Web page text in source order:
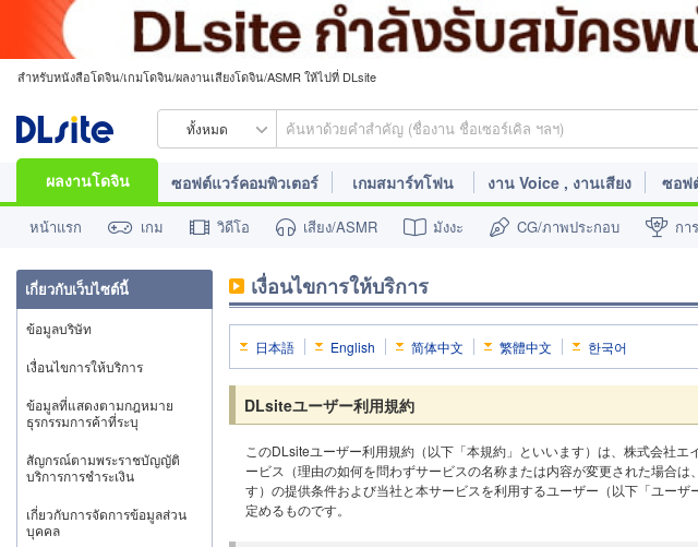
สำหรับหนังสือโดจิน/เกมโดจิน/ผลงานเสียงโดจิน/ASMR ให้ไปที่ DLsite
ทั้งหมด
ผลงานโดจิน ซอฟต์แวร์คอมพิวเตอร์ เกมสมาร์ทโฟน งาน Voice , งานเสียง ซอฟ
หน้าแรก เกม วิดีโอ เสียง/ASMR มังงะ CG/ภาพประกอบ กา
เงื่อนไขการให้บริการ
日本語 English 简体中文 繁體中文 한국어
DLsiteユーザー利用規約
このDLsiteユーザー利用規約（以下「本規約」といいます）は、株式会社
ービス（理由の如何を問わずサービスの名称または内容が変更された場合
す）の提供条件および当社と本サービスを利用するユーザー（以下「ユー
定めるものです。
เกี่ยวกับเว็บไซต์นี้
ข้อมูลบริษัท
เงื่อนไขการให้บริการ
ข้อมูลที่แสดงตามกฎหมาย
ธุรกรรมการค้าที่ระบุ
สัญกรณ์ตามพระราชบัญญัติ
บริการการชำระเงิน
เกี่ยวกับการจัดการข้อมูลส่วน
บุคคล